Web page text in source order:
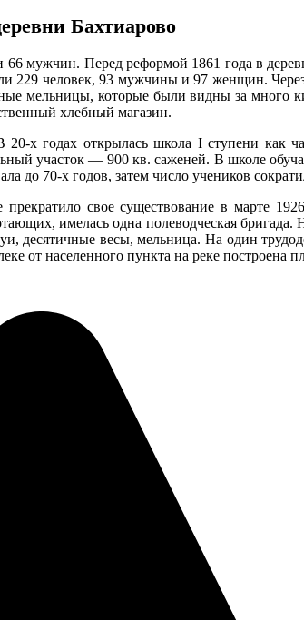
Бахтиарово
66 мужчин. Перед реформой 1861 года в
человек, 93 мужчины и 97 женщин.
мельницы, которые были видны за много
хлебный магазин.
х годах открылась школа I ступени как
участок — 900 кв. саженей. В школе
70-х годов, затем число учеников
свое существование в марте
имелась одна полеводческая
десятичные весы, мельница. На один
от населенного пункта на реке построена